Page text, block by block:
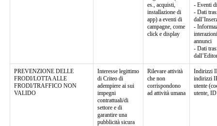
es., acquisti,
installazione di
app) a eventi di
campagne, come
click e display
- Eventi
- Dati
-
annunci
- Dati
PREVENZIONE DELLE
FRODI/LOTTA ALLE
FRODI/TRAFFICO NON
VALIDO
Interesse legittimo
di Criteo di
adempiere ai sui
impegni
contrattuali/di
settore e di
garantire una
pubblicità sicura
Rilevare attività
che non
corrispondono
ad attività umana
Indirizzi
indirizzi
utente
utente,